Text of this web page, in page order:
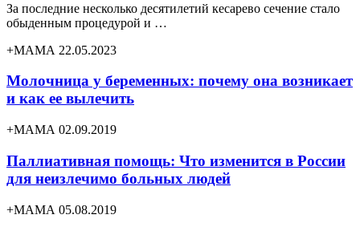
За последние несколько десятилетий кесарево сечение стало
обыденным процедурой и …
+МАМА 22.05.2023
Молочница у беременных: почему она возникает
и как ее вылечить
+МАМА 02.09.2019
Паллиативная помощь: Что изменится в России
для неизлечимо больных людей
+МАМА 05.08.2019